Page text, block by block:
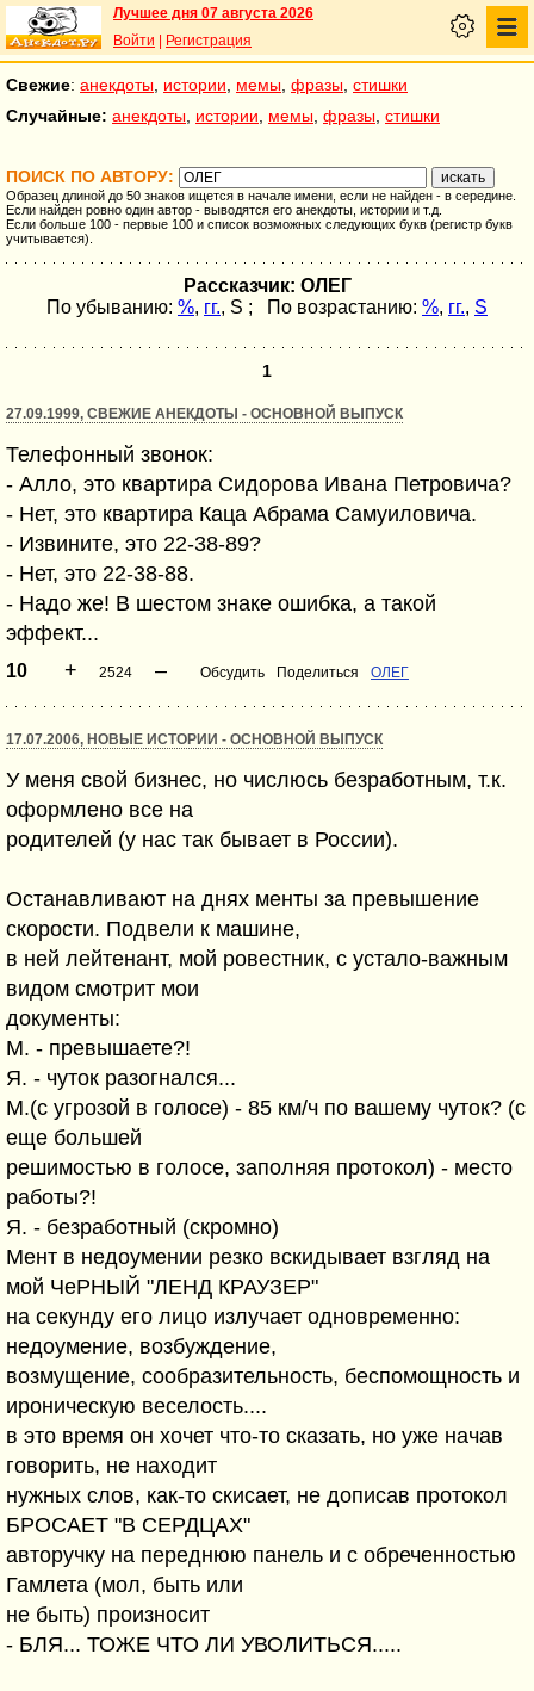
Лучшее дня 07 августа 2026
Войти
Регистрация
Свежие: анекдоты истории мемы фразы стишки
Случайные: анекдоты истории мемы фразы стишки
ПОИСК ПО АВТОРУ:
Образец длиной до 50 знаков ищется в начале имени, если не найден - в середине.
Если найден ровно один автор - выводятся его анекдоты, истории и т.д.
Если больше 100 - первые 100 и список возможных следующих букв (регистр букв
учитывается).
Рассказчик: ОЛЕГ
По убыванию: %, гг., S ; По возрастанию: %, гг., S
1
27.09.1999, СВЕЖИЕ АНЕКДОТЫ - ОСНОВНОЙ ВЫПУСК
Телефонный звонок:
- Алло, это квартира Сидорова Ивана Петровича?
- Нет, это квартира Каца Абрама Самуиловича.
- Извините, это 22-38-89?
- Нет, это 22-38-88.
- Надо же! В шестом знаке ошибка, а такой
эффект...
10 + 2524 – Обсудить Поделиться ОЛЕГ
17.07.2006, НОВЫЕ ИСТОРИИ - ОСНОВНОЙ ВЫПУСК
У меня свой бизнес, но числюсь безработным, т.к.
оформлено все на
родителей (у нас так бывает в России).
Останавливают на днях менты за превышение
скорости. Подвели к машине,
в ней лейтенант, мой ровестник, с устало-важным
видом смотрит мои
документы:
М. - превышаете?!
Я. - чуток разогнался...
М.(с угрозой в голосе) - 85 км/ч по вашему чуток? (с
еще большей
решимостью в голосе, заполняя протокол) - место
работы?!
Я. - безработный (скромно)
Мент в недоумении резко вскидывает взгляд на
мой ЧеРНЫЙ "ЛЕНД КРАУЗЕР"
на секунду его лицо излучает одновременно:
недоумение, возбуждение,
возмущение, сообразительность, беспомощность и
ироническую веселость....
в это время он хочет что-то сказать, но уже начав
говорить, не находит
нужных слов, как-то скисает, не дописав протокол
БРОСАЕТ "В СЕРДЦАХ"
авторучку на переднюю панель и с обреченностью
Гамлета (мол, быть или
не быть) произносит
- БЛЯ... ТОЖЕ ЧТО ЛИ УВОЛИТЬСЯ.....